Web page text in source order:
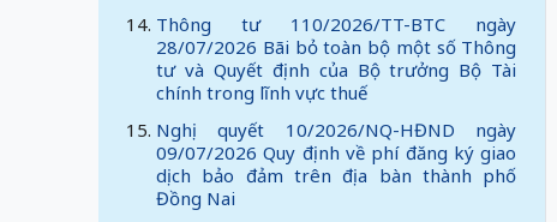
Thông tư 110/2026/TT-BTC ngày
28/07/2026 Bãi bỏ toàn bộ một số Thông
tư và Quyết định của Bộ trưởng Bộ Tài
chính trong lĩnh vực thuế
Nghị quyết 10/2026/NQ-HĐND ngày
09/07/2026 Quy định về phí đăng ký giao
dịch bảo đảm trên địa bàn thành phố
Đồng Nai